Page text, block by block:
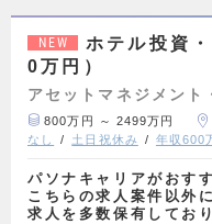
NEW
ホテル投資
0万円）
アセットマネジメント
800万円 ～ 2499万円
なし
土日祝休み 年収600
パソナキャリアがおす
こちらの求人案件以外
求人を多数保有してお